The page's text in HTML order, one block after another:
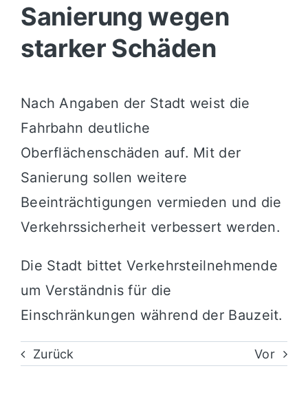
Sanierung wegen
starker Schäden
Nach Angaben der Stadt weist die
Fahrbahn deutliche
Oberflächenschäden auf. Mit der
Sanierung sollen weitere
Beeinträchtigungen vermieden und die
Verkehrssicherheit verbessert werden.
Die Stadt bittet Verkehrsteilnehmende
um Verständnis für die
Einschränkungen während der Bauzeit.
Zurück Vor